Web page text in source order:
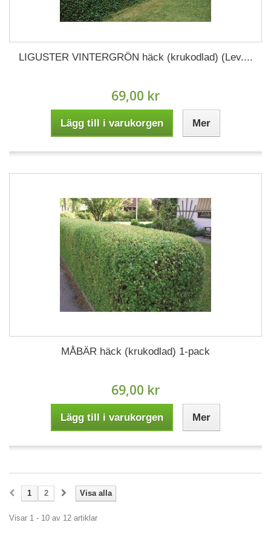
LIGUSTER VINTERGRÖN häck (krukodlad) (Lev....
69,00 kr
Lägg till i varukorgen Mer
MÅBÄR häck (krukodlad) 1-pack
69,00 kr
Lägg till i varukorgen Mer
Visa alla
1 2
Visar 1 - 10 av 12 artiklar